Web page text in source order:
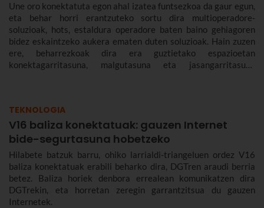
Une oro konektatuta egon ahal izatea funtsezkoa da gaur egun,
eta behar horri erantzuteko sortu dira multioperadore-
soluzioak, hots, estaldura operadore baten baino gehiagoren
bidez eskaintzeko aukera ematen duten soluzioak. Hain zuzen
ere, beharrezkoak dira era guztietako espazioetan
konektagarritasuna, malgutasuna eta jasangarritasuna
TEKNOLOGIA
V16 baliza konektatuak: gauzen Internet
bide-segurtasuna hobetzeko
Hilabete batzuk barru, ohiko larrialdi-triangeluen ordez V16
baliza konektatuak erabili beharko dira, DGTren araudi berria
betez. Baliza horiek denbora errealean komunikatzen dira
DGTrekin, eta horretan zeregin garrantzitsua du gauzen
Internetek.